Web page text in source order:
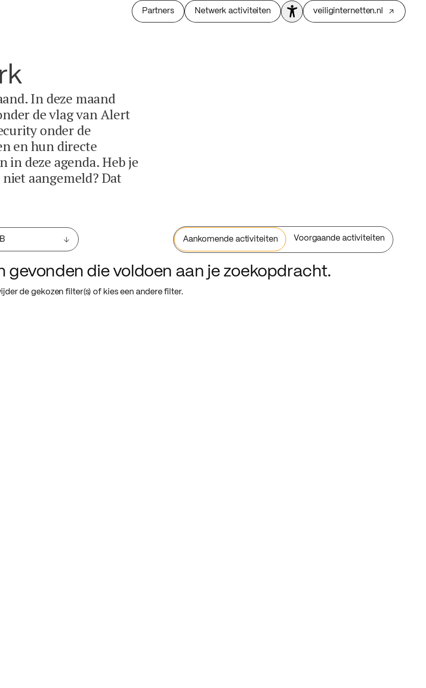
Partners Netwerk activiteiten veiliginternetten.nl
In deze maand
de vlag van Alert
onder de
en hun directe
deze agenda. Heb je
aangemeld? Dat
Aankomende activiteiten Voorgaande activiteiten
gevonden die voldoen aan je zoekopdracht.
de gekozen filter(s) of kies een andere filter.